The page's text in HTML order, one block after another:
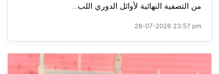
من التصفية النهائية لأوائل الدوري اللب...
28-07-2026 23:57 pm